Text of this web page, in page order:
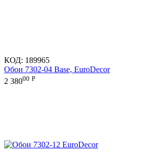
КОД: 189965
Обои 7302-04 Base, EuroDecor
2 38000 Р